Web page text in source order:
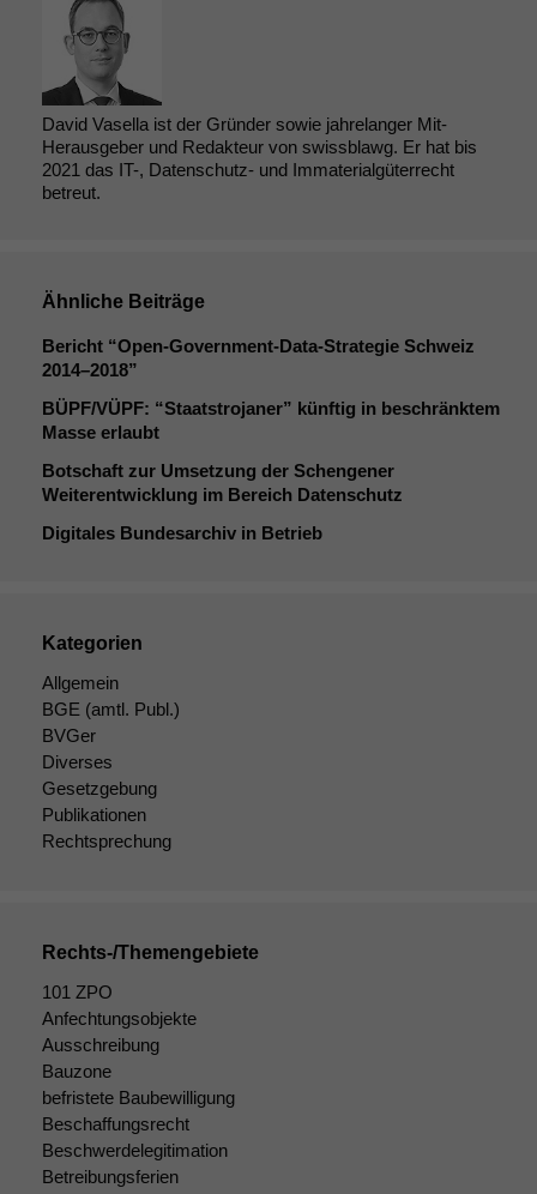
David Vasella ist der Gründer sowie jahrelanger Mit-
Herausgeber und Redakteur von swissblawg. Er hat bis
2021 das IT-, Datenschutz- und Immaterialgüterrecht
betreut.
Ähnliche Beiträge
Bericht “Open-Government-Data-Strategie Schweiz
2014–2018”
BÜPF/VÜPF: “Staatstrojaner” künftig in beschränktem
Masse erlaubt
Botschaft zur Umsetzung der Schengener
Weiterentwicklung im Bereich Datenschutz
Digitales Bundesarchiv in Betrieb
Kategorien
Allgemein
BGE (amtl. Publ.)
BVGer
Diverses
Gesetzgebung
Publikationen
Rechtsprechung
Rechts-/Themengebiete
101 ZPO
Anfechtungsobjekte
Ausschreibung
Bauzone
befristete Baubewilligung
Beschaffungsrecht
Beschwerdelegitimation
Betreibungsferien
Um unsere
Website zu
verbessern,
Einige
sind optional.
Wenn Sie
diese Option